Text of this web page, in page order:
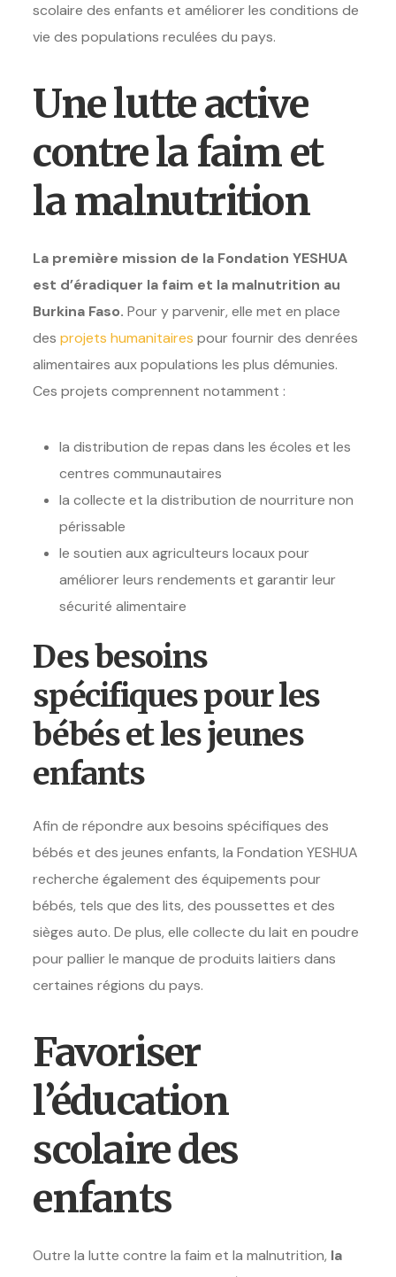
scolaire des enfants et améliorer les conditions de
vie des populations reculées du pays.
Une lutte active
contre la faim et
la malnutrition
La première mission de la Fondation YESHUA
est d’éradiquer la faim et la malnutrition au
Burkina Faso. Pour y parvenir, elle met en place
desprojets humanitaires pour fournir des denrées
alimentaires aux populations les plus démunies.
Ces projets comprennent notamment :
la distribution de repas dans les écoles et les
centres communautaires
la collecte et la distribution de nourriture non
périssable
le soutien aux agriculteurs locaux pour
améliorer leurs rendements et garantir leur
sécurité alimentaire
Des besoins
spécifiques pour les
bébés et les jeunes
enfants
Afin de répondre aux besoins spécifiques des
bébés et des jeunes enfants, la Fondation YESHUA
recherche également des équipements pour
bébés, tels que des lits, des poussettes et des
sièges auto. De plus, elle collecte du lait en poudre
pour pallier le manque de produits laitiers dans
certaines régions du pays.
Favoriser
l’éducation
scolaire des
enfants
Outre la lutte contre la faim et la malnutrition, la